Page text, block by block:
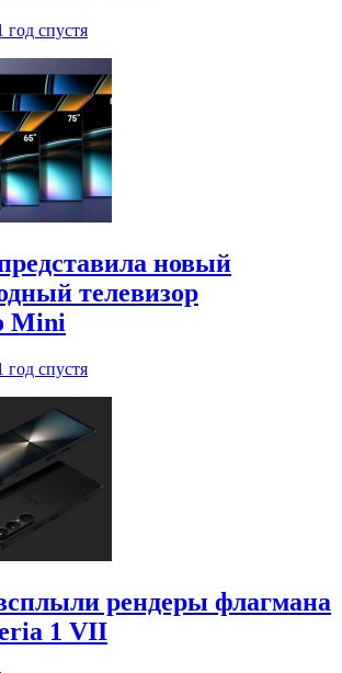
год спустя
новый
телевизор
Mini
год спустя
рендеры флагмана
1 VII